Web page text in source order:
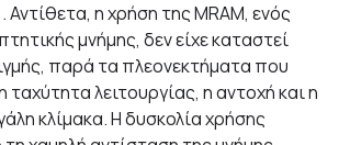
η χρήση της MRAM, ενός
μνήμης, δεν είχε καταστεί
παρά τα πλεονεκτήματα που
λειτουργίας, η αντοχή και η
κλίμακα. Η δυσκολία χρήσης